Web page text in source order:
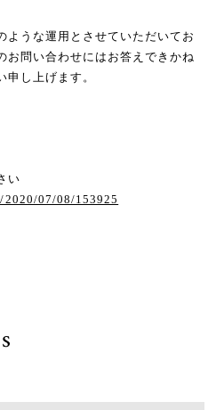
うな運用とさせていただいてお
お問い合わせにはお答えできかね
申し上げます。
い
07/08/153925